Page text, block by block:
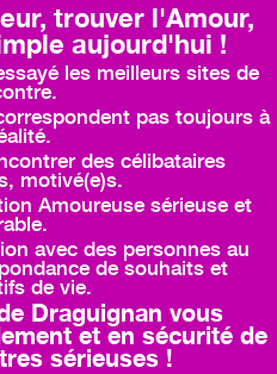
trouver l'Amour,
aujourd'hui !
les meilleurs sites de
pas toujours à
des célibataires
motivé(e)s.
Amoureuse sérieuse et
avec des personnes au
de souhaits et
de vie.
Draguignan vous
et en sécurité de
sérieuses !